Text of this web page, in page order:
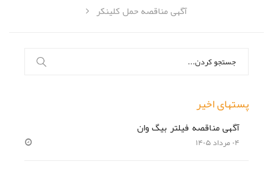
آگهی مناقصه حمل کلینکر
برای:
پستهای اخیر
آگهی مناقصه فیلتر بیگ وان
۰۴ مرداد ۱۴۰۵